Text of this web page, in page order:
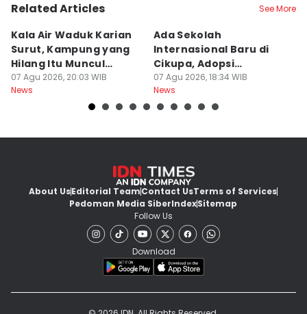
Related Articles See More
Kala Air Waduk Karian
Surut, Kampung yang
Hilang Itu Muncul
Kembali
07 Agu 2026, 20:03 WIB
News
Ada Sekolah
Internasional Baru di
Cikupa, Adopsi
Kurikulum Singapura
07 Agu 2026, 18:34 WIB
News
About UsEditorial TeamContact UsTerms of Services
Pedoman Media SiberIndexSitemap
Follow Us
Download